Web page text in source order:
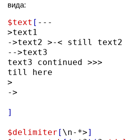
вида:
$text [ ---
>text1
->text2 >-< still text2
-->text3
text3 continued >>>
till here
>
->
]
$delimiter [ \n-*>]